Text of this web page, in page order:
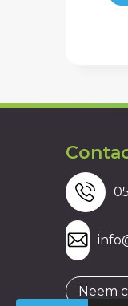
Neem